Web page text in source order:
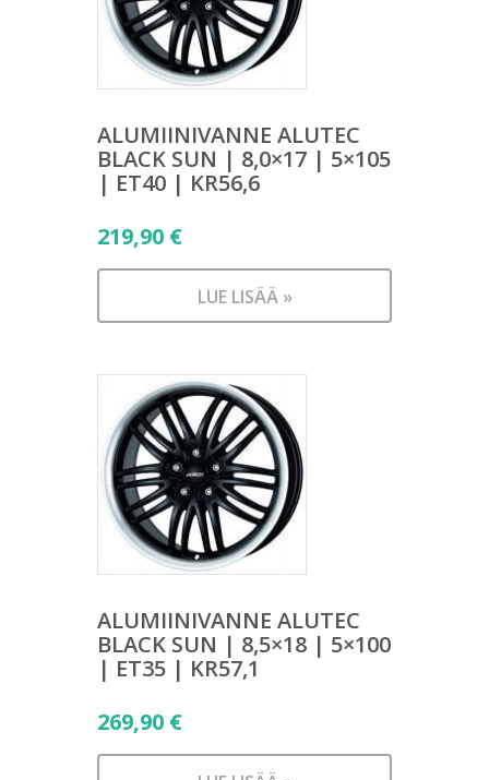
ALUMIINIVANNE ALUTEC
BLACK SUN | 8,0×17 | 5×105
| ET40 | KR56,6
219,90 €
LUE LISÄÄ »
ALUMIINIVANNE ALUTEC
BLACK SUN | 8,5×18 | 5×100
| ET35 | KR57,1
269,90 €